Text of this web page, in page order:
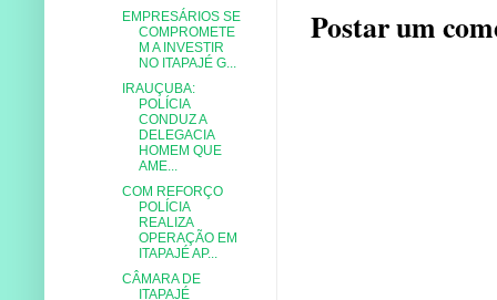
Postar um
EMPRESÁRIOS SE
COMPROMETE
M A INVESTIR
NO ITAPAJÉ G...
IRAUÇUBA:
POLÍCIA
CONDUZ A
DELEGACIA
HOMEM QUE
AME...
COM REFORÇO
POLÍCIA
REALIZA
OPERAÇÃO EM
ITAPAJÉ AP...
CÂMARA DE
ITAPAJÉ